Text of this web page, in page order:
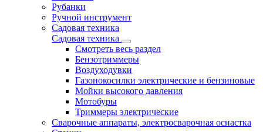
Рубанки
Ручной инструмент
Садовая техника
Садовая техника
Смотреть весь раздел
Бензотриммеры
Воздуходувки
Газонокосилки электрические и бензиновые
Мойки высокого давления
Мотобуры
Триммеры электрические
Сварочные аппараты, электросварочная оснастка